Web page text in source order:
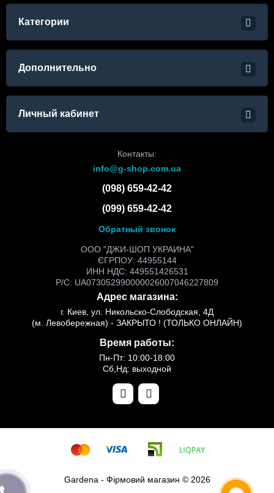
Категории
Дополнительно
Личный кабинет
Контакты:
info@g-shop.com.ua
(098) 659-42-42
(099) 659-42-42
Обратный звонок
ООО "ДЖИ-ШОП УКРАИНА"
ЄГРПОУ: 44955144
ИНН НДС: 449551426531
Р/С: UA073052990000026007046227809
Адрес магазина:
г. Киев, ул. Никольско-Слободская, 4Д
(м. Левобережная) - ЗАКРЫТО ! (ТОЛЬКО ОНЛАЙН)
Время работы:
Пн-Пт: 10:00-18:00
Сб,Нд: выходной
Gardena - Фірмовий магазин © 2026